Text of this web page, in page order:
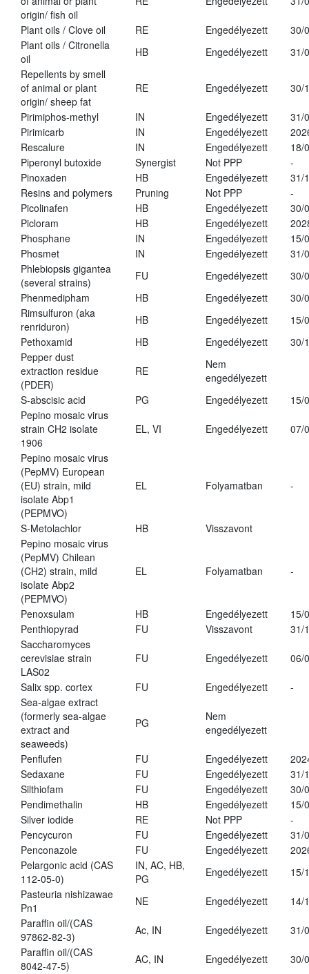
origin/ fish oil
Plant oils / Clove oil RE Engedélyezett
30/
Plant oils / Citronella
oil
HB Engedélyezett
31/
Repellents by smell
of animal or plant
origin/ sheep fat
RE Engedélyezett 30/
Pirimiphos-methyl IN Engedélyezett
31/
Pirimicarb
IN Engedélyezett
Rescalure
IN Engedélyezett
18/
Piperonyl butoxide
Synergist Not PPP
-
Pinoxaden
HB Engedélyezett
31/
Resins and polymers
Pruning Not PPP
-
Picolinafen
HB Engedélyezett
30/
Picloram
HB Engedélyezett
Phosphane
IN Engedélyezett
15/
Phosmet
IN Engedélyezett
31/
Phlebiopsis gigantea
(several strains)
FU Engedélyezett
30/
Phenmedipham
HB Engedélyezett
30/
Rimsulfuron (aka
renriduron)
HB Engedélyezett
15/
Pethoxamid
HB Engedélyezett
30/
Pepper dust
extraction residue
(PDER)
RE
Nem
engedélyezett
S-abscisic acid
PG Engedélyezett
15/
Pepino mosaic virus
strain CH2 isolate
1906
EL, VI Engedélyezett 07/
Pepino mosaic virus
(PepMV) European
(EU) strain, mild
isolate Abp1
(PEPMVO)
EL Folyamatban -
S-Metolachlor HB
Visszavont
Pepino mosaic virus
(PepMV) Chilean
(CH2) strain, mild
isolate Abp2
(PEPMVO)
EL Folyamatban -
Penoxsulam HB Engedélyezett
15/
Penthiopyrad
FU Visszavont
31/
Saccharomyces
cerevisiae strain
LAS02
FU Engedélyezett 06/
Salix spp. cortex FU Engedélyezett
-
Sea-algae extract
(formerly sea-algae
extract and
seaweeds)
PG
Nem
engedélyezett
Penflufen FU Engedélyezett
Sedaxane
FU Engedélyezett
31/
Silthiofam
FU Engedélyezett
30/
Pendimethalin
HB Engedélyezett
15/
Silver iodide
RE Not PPP
-
Pencycuron
FU Engedélyezett
31/
Penconazole
FU Engedélyezett
Pelargonic acid (CAS
112-05-0)
IN, AC, HB,
PG
Engedélyezett
15/
Pasteuria nishizawae
Pn1
NE Engedélyezett
14/
Paraffin oil/(CAS
97862-82-3)
Ac, IN Engedélyezett
31/
Paraffin oil/(CAS
8042-47-5)
AC, IN Engedélyezett 30/